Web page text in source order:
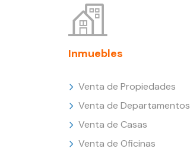
Inmuebles
Venta de Propiedades
Venta de Departamentos
Venta de Casas
Venta de Oficinas